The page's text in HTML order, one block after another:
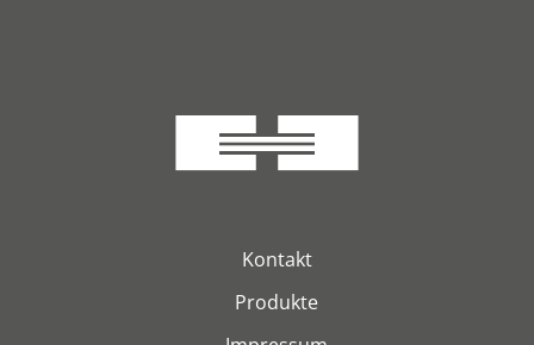
Kontakt
Produkte